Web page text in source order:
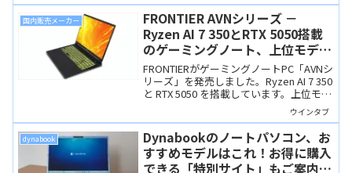
国内販売メーカー
FRONTIER AVNシリーズ －
Ryzen AI 7 350とRTX 5050搭載
のゲーミングノート、上位モデル
のAXNシリーズとどっちがいい？
FRONTIERがゲーミングノートPC「AVNシ
リーズ」を発売しました。Ryzen AI 7 350
と RTX 5050 を搭載しています。上位モデ
ルのAXNシリーズとは筐体が同じで価格
差もあまり大きくはないので、どちらに
するかは考えどころかと。
ウインタブ
dynabook
Dynabookのノートパソコン、お
すすめモデルはこれ！お得に購入
できる「特別サイト」もご案内！